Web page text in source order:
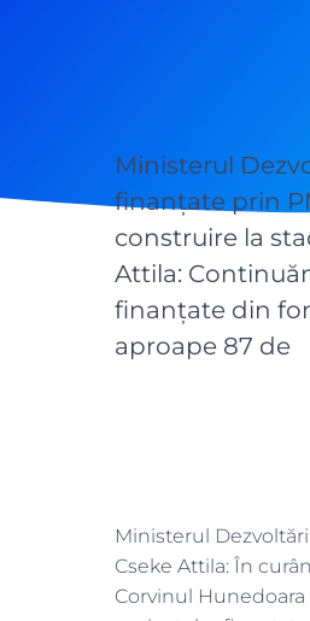
Ministerul
finanțate prin
construire la
Attila:
finanțate din
aproape 87 de
Ministerul
Cseke Attila: În
Corvinul